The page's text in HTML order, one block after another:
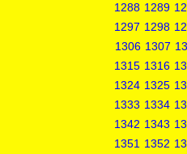
1288 1289
1297 1298
1306 1307
1315 1316
1324 1325
1333 1334
1342 1343
1351 1352